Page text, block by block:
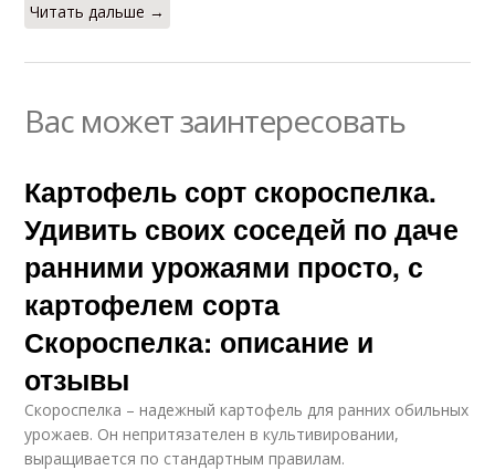
Читать дальше →
Вас может заинтересовать
Картофель сорт скороспелка.
Удивить своих соседей по даче
ранними урожаями просто, с
картофелем сорта
Скороспелка: описание и
отзывы
Скороспелка – надежный картофель для ранних обильных
урожаев. Он непритязателен в культивировании,
выращивается по стандартным правилам.